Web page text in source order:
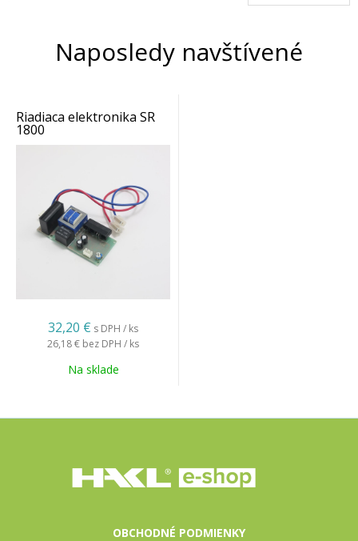
Naposledy navštívené
Riadiaca elektronika SR
1800
32,20 € s DPH / ks
26,18 € bez DPH / ks
Na sklade
OBCHODNÉ PODMIENKY